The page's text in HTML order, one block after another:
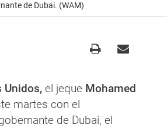
de Dubai. (WAM)
Unidos, el jeque Mohamed
martes con el
de Dubai, el